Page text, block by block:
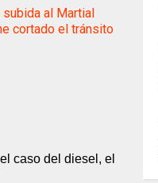
al Martial
cortado el tránsito
caso del diesel, el